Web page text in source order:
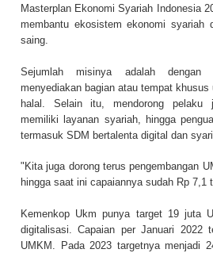
Masterplan Ekonomi Syariah Indonesia
membantu ekosistem ekonomi syariah
saing.
Sejumlah misinya adalah dengan
menyediakan bagian atau tempat
halal. Selain itu, mendorong pelaku
memiliki layanan syariah, hingga
termasuk SDM bertalenta digital dan
"Kita juga dorong terus pengembangan
hingga saat ini capaiannya sudah Rp 7,1
Kemenkop Ukm punya target 19 juta
digitalisasi. Capaian per Januari 2022
UMKM. Pada 2023 targetnya menjadi